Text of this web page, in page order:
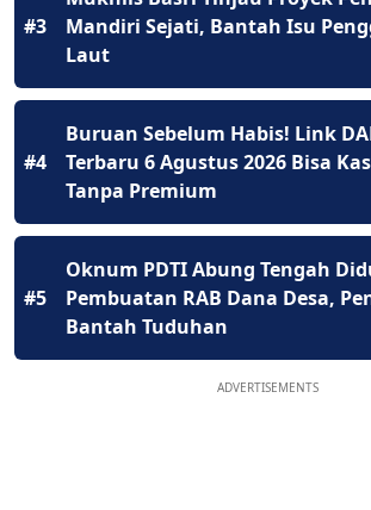
#3
Mandiri Sejati, Bantah Isu
Laut
#4
Buruan Sebelum Habis! Link
Terbaru 6 Agustus 2026 Bisa
Tanpa Premium
#5
Oknum PDTI Abung Tengah
Pembuatan RAB Dana Desa,
Bantah Tuduhan
ADVERTISEMENTS